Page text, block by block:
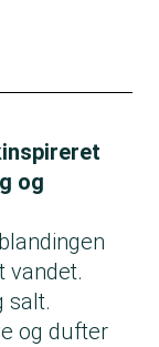
og
vandet.
salt.
og dufter